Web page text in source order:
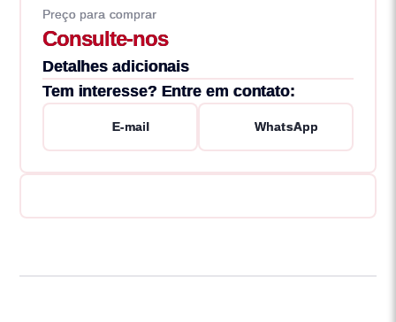
Preço para comprar
Consulte-nos
Detalhes adicionais
Tem interesse? Entre em contato:
E-mail WhatsApp